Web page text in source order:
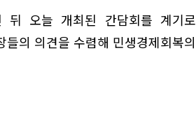
뒤 오늘 개최된 간담회를 계기로
의 의견을 수렴해 민생경제회복의